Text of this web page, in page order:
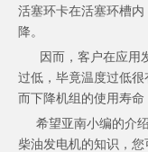
活塞环卡在活塞环槽
降。
因而，客户在应用
过低，毕竟温度过低
而下降机组的使用寿命
希望亚南小编的介绍
柴油发电机的知识，